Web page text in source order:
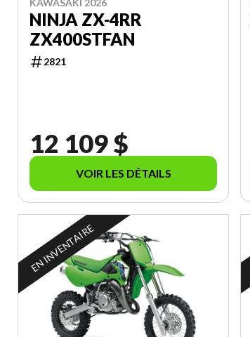
KAWASAKI 2026
NINJA ZX-4RR
ZX400STFAN
2821
12 109 $
VOIR LES DÉTAILS
EN INVENTAIRE